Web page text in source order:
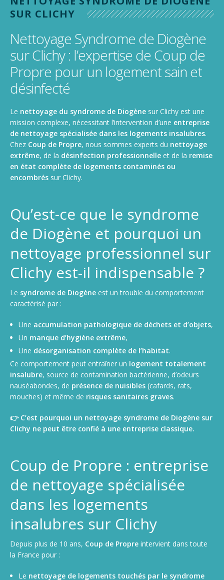
Nettoyage de camions, poids lourds et utilitaires
Nettoyage de gymnase, salle de sport, stade
SUR CLICHY
Nettoyage Syndrome de Diogène
sur Clichy : l’expertise de Coup de
Propre pour un logement sain et
désinfecté
Le nettoyage du syndrome de Diogène sur Clichy est une
mission complexe, nécessitant l’intervention d’une entreprise
de nettoyage spécialisée dans les logements insalubres.
Chez Coup de Propre, nous sommes experts du nettoyage
extrême, de la désinfection professionnelle et de la remise
en état complète de logements contaminés ou
encombrés sur Clichy.
Qu’est-ce que le syndrome
de Diogène et pourquoi un
nettoyage professionnel sur
Clichy est-il indispensable ?
Le syndrome de Diogène est un trouble du comportement
caractérisé par :
Une accumulation pathologique de déchets et d’objets,
Un manque d’hygiène extrême,
Une désorganisation complète de l’habitat.
Ce comportement peut entraîner un logement totalement
insalubre, source de contamination bactérienne, d’odeurs
nauséabondes, de présence de nuisibles (cafards, rats,
mouches) et même de risques sanitaires graves.
👉 C’est pourquoi un nettoyage syndrome de Diogène sur
Clichy ne peut être confié à une entreprise classique.
Coup de Propre : entreprise
de nettoyage spécialisée
dans les logements
insalubres sur Clichy
Depuis plus de 10 ans, Coup de Propre intervient dans toute
la France pour :
Le nettoyage de logements touchés par le syndrome